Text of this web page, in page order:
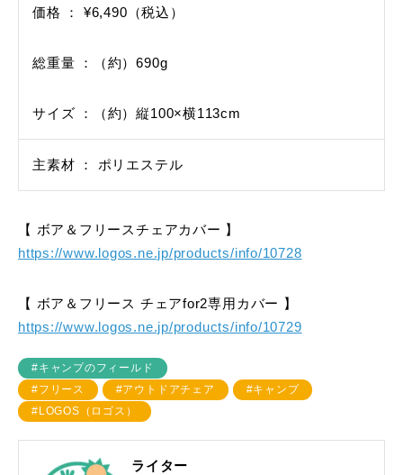
価格 ： ¥6,490（税込）
総重量 ：（約）690g
サイズ ：（約）縦100×横113cm
主素材 ： ポリエステル
【 ボア＆フリースチェアカバー 】
https://www.logos.ne.jp/products/info/10728
【 ボア＆フリース チェアfor2専用カバー 】
https://www.logos.ne.jp/products/info/10729
#キャンプのフィールド
#フリース
#アウトドアチェア
#キャンプ
#LOGOS（ロゴス）
ライター